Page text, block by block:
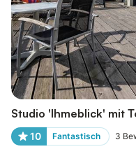
Studio 'Ihmeblick' mit
10 Fantastisch 3